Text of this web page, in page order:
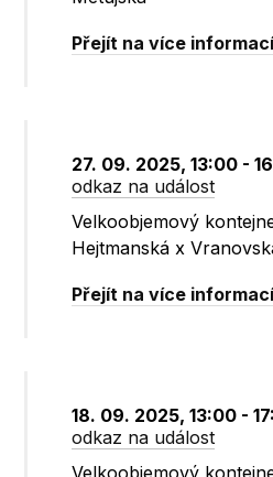
Přejít na více
27. 09. 2025, 13:00 -
odkaz na událost
Velkoobjemový
Hejtmanská x
Přejít na více
18. 09. 2025, 13:00 -
odkaz na událost
Velkoobjemový